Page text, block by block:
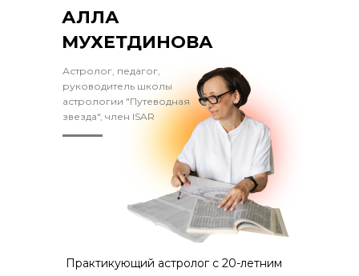
Астролог, педагог,
руководитель школы
астрологии "Путеводная
звезда", член ISAR
АЛЛА
МУХЕТДИНОВА
Практикующий астролог с 20-летним